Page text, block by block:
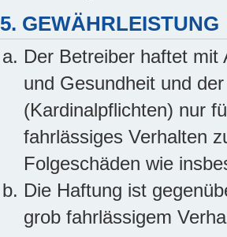
5. GEWÄHRLEISTUNG
Der Betreiber haftet mit
und Gesundheit und
(Kardinalpflichten) nur
fahrlässiges Verhalten
Folgeschäden wie
Die Haftung ist
grob fahrlässigem